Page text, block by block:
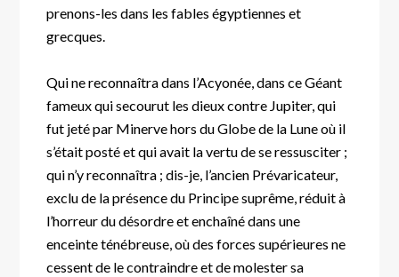
prenons-les dans les fables égyptiennes et
grecques.
Qui ne reconnaîtra dans l’Acyonée, dans ce Géant
fameux qui secourut les dieux contre Jupiter, qui
fut jeté par Minerve hors du Globe de la Lune où il
s’était posté et qui avait la vertu de se ressusciter ;
qui n’y reconnaîtra ; dis-je, l’ancien Prévaricateur,
exclu de la présence du Principe suprême, réduit à
l’horreur du désordre et enchaîné dans une
enceinte ténébreuse, où des forces supérieures ne
cessent de le contraindre et de molester sa